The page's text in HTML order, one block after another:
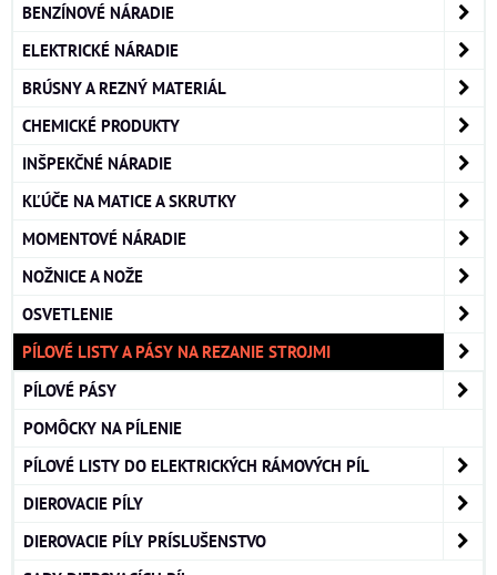
BENZÍNOVÉ NÁRADIE
ELEKTRICKÉ NÁRADIE
BRÚSNY A REZNÝ MATERIÁL
CHEMICKÉ PRODUKTY
INŠPEKČNÉ NÁRADIE
KĽÚČE NA MATICE A SKRUTKY
MOMENTOVÉ NÁRADIE
NOŽNICE A NOŽE
OSVETLENIE
PÍLOVÉ LISTY A PÁSY NA REZANIE STROJMI
PÍLOVÉ PÁSY
POMÔCKY NA PÍLENIE
PÍLOVÉ LISTY DO ELEKTRICKÝCH RÁMOVÝCH PÍL
DIEROVACIE PÍLY
DIEROVACIE PÍLY PRÍSLUŠENSTVO